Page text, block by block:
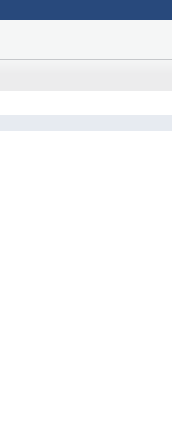
Katalysatortechnik GmbH Termine